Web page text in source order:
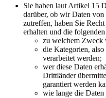
Sie haben laut Artikel 15
darüber, ob wir Daten
zutreffen, haben Sie
erhalten und die
zu welchem Zweck
die Kategorien,
verarbeitet werden;
wer diese Daten
Drittländer
garantiert werden
wie lange die Daten